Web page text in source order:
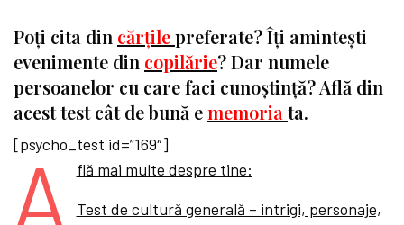
Poți cita din cărțilepreferate? Îți amintești
evenimente din copilărie? Dar numele
persoanelor cu care faci cunoștință? Află din
acest test cât de bună ememoria ta.
[psycho_test id=”169″]
A
flă mai multe despre tine:
Test de cultură generală – intrigi, personaje,